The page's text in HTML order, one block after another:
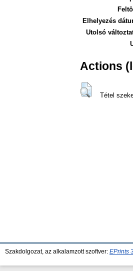
Elhelyezés
Utolsó
Actions
Tétel
Szakdolgozat, az alkalamzott szoftver: EPrints